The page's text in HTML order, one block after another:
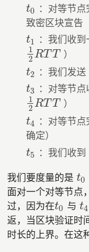
t0
t0 ：对等节
致密区块宣告
t1
t1 ：我们收
1
2 RTT
12RTT ）
t2
t2 ：我们发送
t3
t3 ：对等节点
1
2 RTT
12RTT ）
t4
t4 ：对等节
确定）
t5
t5 ：我们收到
我们要度量的是 t0
t0
面对一个对等节点
过，因为在t0
t0 与 t4
t4
返，当区块验证时
时长的上界。在这